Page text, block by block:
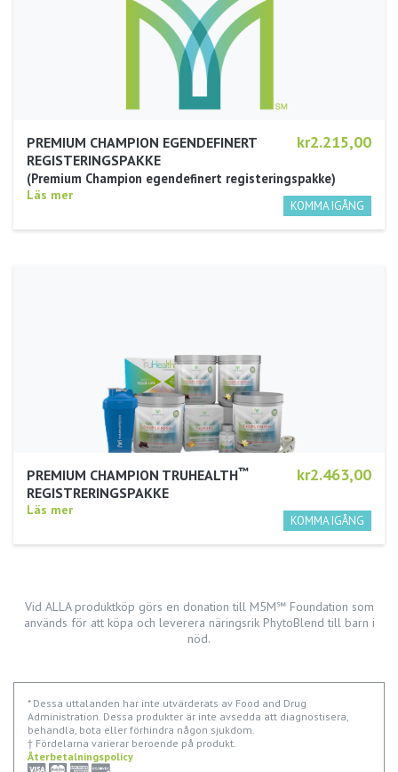
kr2.215,00
PREMIUM CHAMPION EGENDEFINERT
REGISTERINGSPAKKE
Premium Champion egendefinert registeringspakke
Läs mer
kr2.463,00
PREMIUM CHAMPION TRUHEALTH™
REGISTRERINGSPAKKE
Läs mer
Vid ALLA produktköp görs en donation till M5M℠ Foundation som
används för att köpa och leverera näringsrik PhytoBlend till barn i
nöd.
* Dessa uttalanden har inte utvärderats av Food and Drug
Administration. Dessa produkter är inte avsedda att diagnostisera,
behandla, bota eller förhindra någon sjukdom.
† Fördelarna varierar beroende på produkt.
Återbetalningspolicy